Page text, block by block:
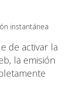
instantánea
de activar la
la emisión